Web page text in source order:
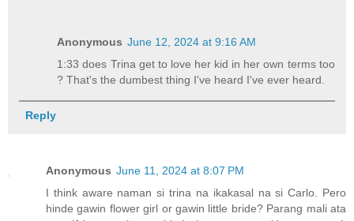
Anonymous June 12, 2024 at 9:16 AM
1:33 does Trina get to love her kid in her own terms too
? That's the dumbest thing I've heard I've ever heard.
Reply
Anonymous June 11, 2024 at 8:07 PM
I think aware naman si trina na ikakasal na si Carlo. Pero
hinde gawin flower girl or gawin little bride? Parang mali ata